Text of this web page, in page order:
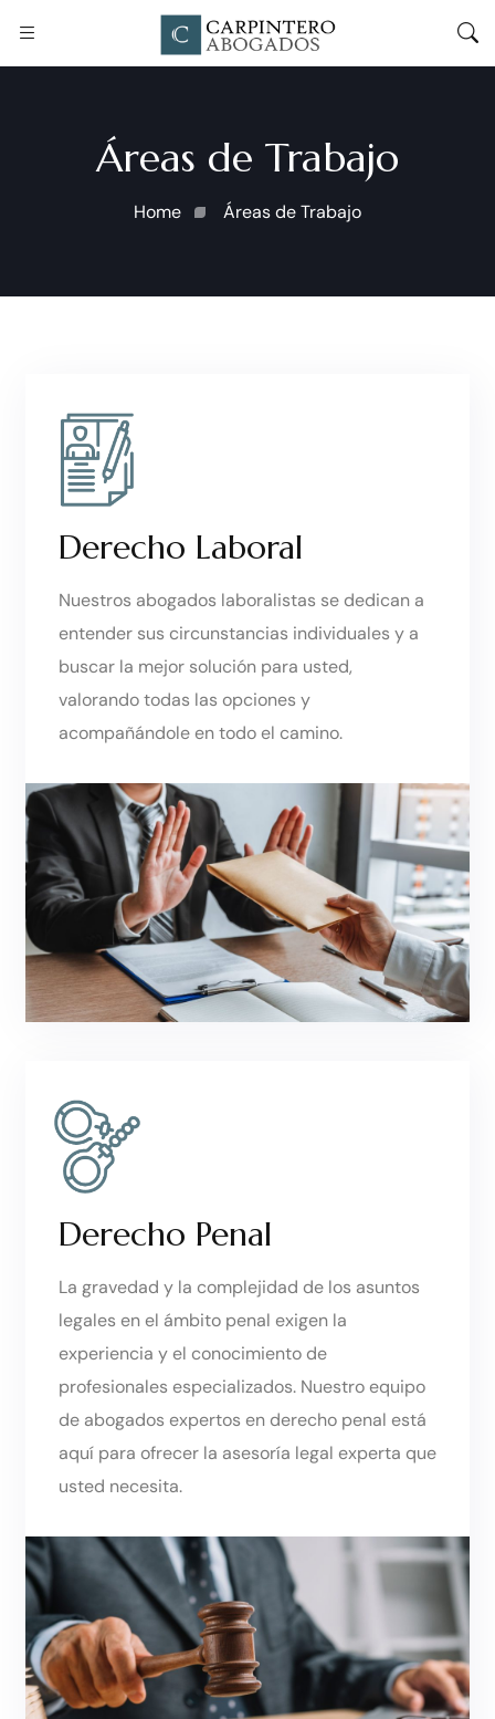
Áreas de Trabajo
Home Áreas de Trabajo
Derecho Laboral
Nuestros abogados laboralistas se dedican a
entender sus circunstancias individuales y a
buscar la mejor solución para usted,
valorando todas las opciones y
acompañándole en todo el camino.
Derecho Penal
La gravedad y la complejidad de los asuntos
legales en el ámbito penal exigen la
experiencia y el conocimiento de
profesionales especializados. Nuestro equipo
de abogados expertos en derecho penal está
aquí para ofrecer la asesoría legal experta que
usted necesita.